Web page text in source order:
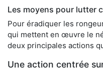
Les moyens pour lutter
Pour éradiquer les
qui mettent en œuvre le
deux principales actions
Une action centrée